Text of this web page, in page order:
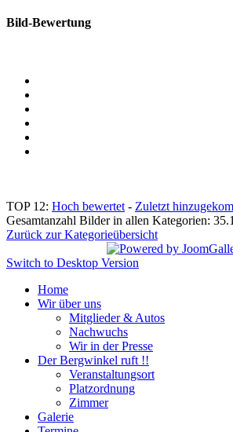
Bild-Bewertung
TOP 12: Hoch bewertet - Zuletzt
Gesamtanzahl Bilder in allen Kategorien:
Zurück zur Kategorieübersicht
Switch to Desktop Version
Home
Wir über uns
Mitglieder & Autos
Nachwuchs
Wir in der Presse
Der Bergwinkel ruft !!
Veranstaltungsort
Platzordnung
Zimmer
Galerie